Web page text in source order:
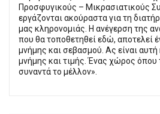
Προσφυγικούς – Μικρασιατικούς
εργάζονται ακούραστα για τη
μας κληρονομιάς. Η ανέγερση της
που θα τοποθετηθεί εδώ, αποτελεί
μνήμης και σεβασμού. Ας είναι
μνήμης και τιμής. Ένας χώρος όπου
συναντά το μέλλον».